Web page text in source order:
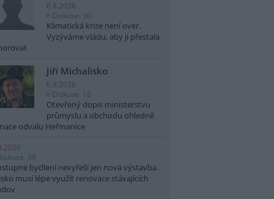
6.8.2026
Diskuse: 30
Klimatická krize není over.
Vyzýváme vládu, aby ji přestala
Jiří Michalisko
6.8.2026
Diskuse: 18
Otevřený dopis ministerstvu
průmyslu a obchodu ohledně
odvalu Heřmanice
39
bydlení nevyřeší jen nová výstavba.
musí lépe využít renovace stávajících